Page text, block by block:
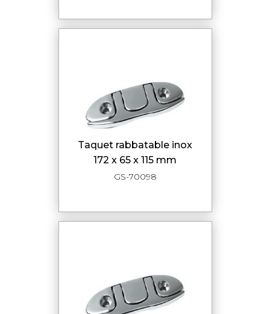
taquet rabbatable inox
172 x 65 x 115 mm
GS-70098